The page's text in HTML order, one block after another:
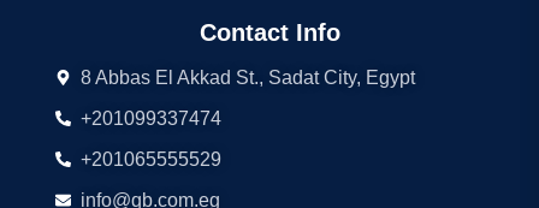
Contact Info
8 Abbas El Akkad St., Sadat City, Egypt
+201099337474
+201065555529
info@qb.com.eg